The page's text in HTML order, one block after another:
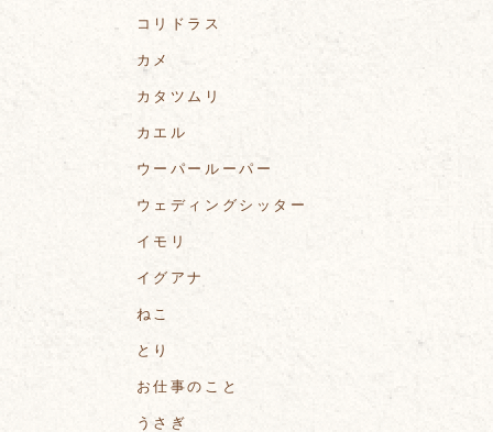
コリドラス
カメ
カタツムリ
カエル
ウーパールーパー
ウェディングシッター
イモリ
イグアナ
ねこ
とり
お仕事のこと
うさぎ